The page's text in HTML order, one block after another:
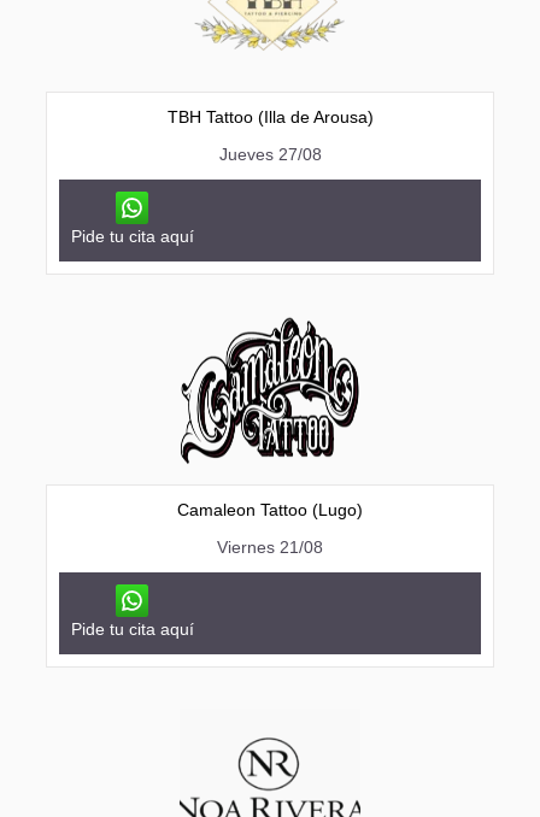
TBH Tattoo (Illa de Arousa)
Jueves 27/08
Pide tu cita aquí
Camaleon Tattoo (Lugo)
Viernes 21/08
Pide tu cita aquí